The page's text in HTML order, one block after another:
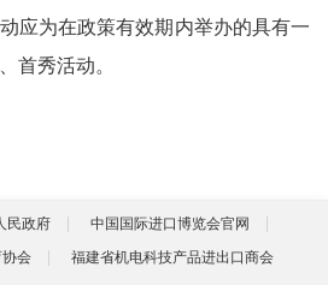
应为在政策有效期内举办的具有一
首秀活动。
民政府
中国国际进口博览会官网
会
福建省机电科技产品进出口商会